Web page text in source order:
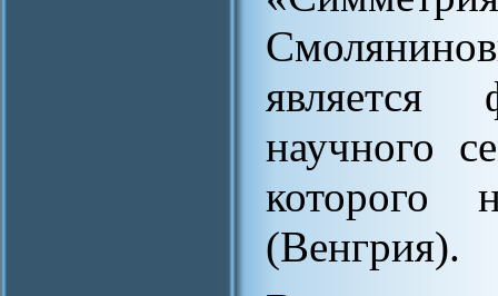
является
научного
которого
(Венгрия).